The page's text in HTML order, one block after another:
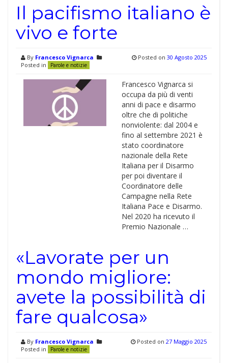
Il pacifismo italiano è
vivo e forte
By Francesco Vignarca
Posted in
Parole e notizie
Posted on 30 Agosto 2025
Francesco Vignarca si
occupa da più di venti
anni di pace e disarmo
oltre che di politiche
nonviolente: dal 2004 e
fino al settembre 2021 è
stato coordinatore
nazionale della Rete
Italiana per il Disarmo
per poi diventare il
Coordinatore delle
Campagne nella Rete
Italiana Pace e Disarmo.
Nel 2020 ha ricevuto il
Premio Nazionale …
«Lavorate per un
mondo migliore:
avete la possibilità di
fare qualcosa»
By Francesco Vignarca
Posted in
Parole e notizie
Posted on 27 Maggio 2025